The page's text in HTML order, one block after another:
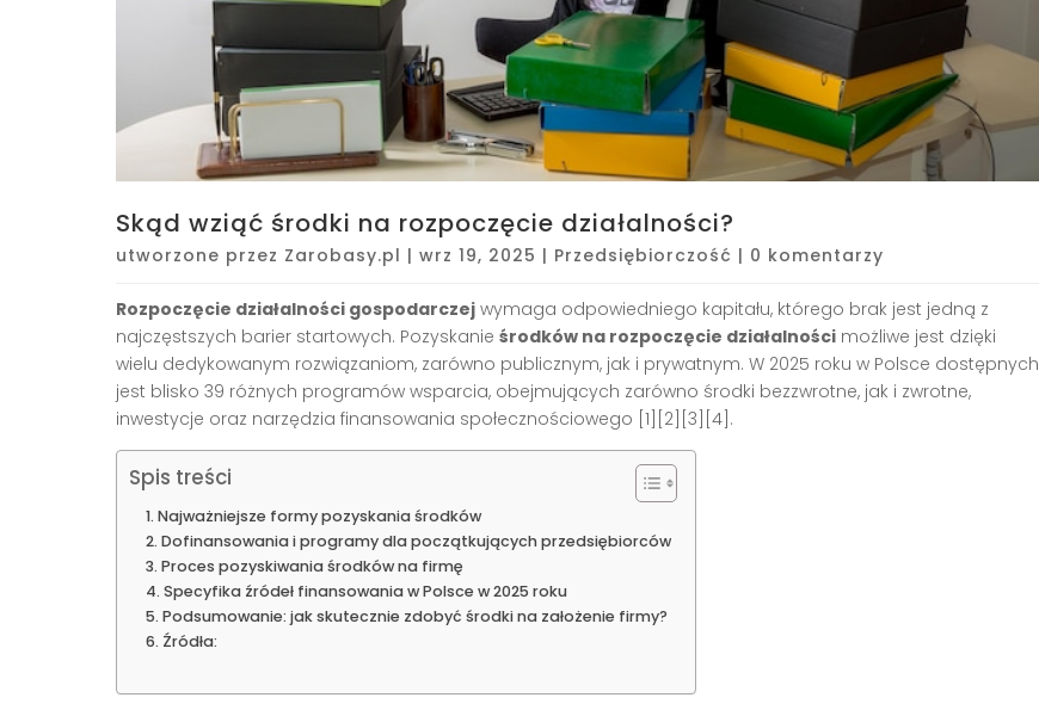
Skąd wziąć środki na rozpoczęcie działalności?
utworzone przez Zarobasy.pl | wrz 19, 2025 | Przedsiębiorczość | 0 komentarzy
Rozpoczęcie działalności gospodarczej wymaga odpowiedniego kapitału, którego brak jest jedną z
najczęstszych barier startowych. Pozyskanie środków na rozpoczęcie działalności możliwe jest dzięki
wielu dedykowanym rozwiązaniom, zarówno publicznym, jak i prywatnym. W 2025 roku w Polsce dostępnych
jest blisko 39 różnych programów wsparcia, obejmujących zarówno środki bezzwrotne, jak i zwrotne,
inwestycje oraz narzędzia finansowania społecznościowego [1][2][3][4] .
Spis treści
Najważniejsze formy pozyskania środków
Dofinansowania i programy dla początkujących przedsiębiorców
Proces pozyskiwania środków na firmę
Specyfika źródeł finansowania w Polsce w 2025 roku
Podsumowanie: jak skutecznie zdobyć środki na założenie firmy?
Źródła: